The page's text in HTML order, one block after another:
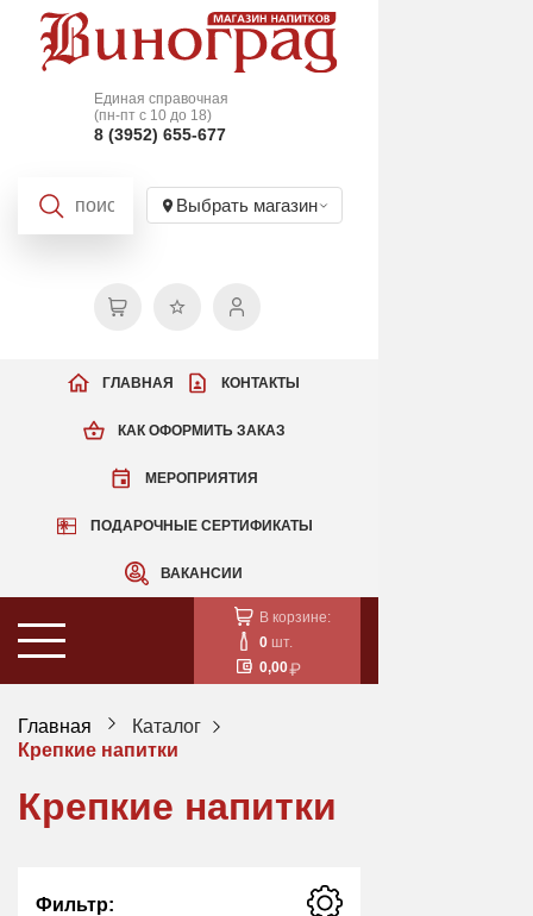
Единая справочная
(пн-пт с 10 до 18)
8 (3952) 655-677
Выбрать магазин
КАК ОФОРМИТЬ ЗАКАЗ
МЕРОПРИЯТИЯ
ПОДАРОЧНЫЕ СЕРТИФИКАТЫ
ВАКАНСИИ
ГЛАВНАЯ КОНТАКТЫ
В корзине:
0 шт.
0,00
Главная
Каталог
Крепкие напитки
Крепкие напитки
Фильтр: